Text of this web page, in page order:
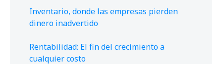
Inventario, donde las empresas pierden
dinero inadvertido
Rentabilidad: El fin del crecimiento a
cualquier costo